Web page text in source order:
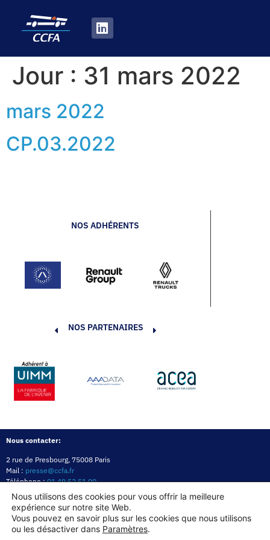
Jour : 31 mars 2022
mars 2022
CP.03.2022
NOS ADHÉRENTS
NOS PARTENAIRES
Nous contacter:
2 rue de Presbourg, 75008 Paris
Mail : presse@ccfa.fr
Téléphone :01 49 52 51 00
Réseau :
LinkedIn
Politique de confidentialitéMentions légalesPolitique des cookies
Nous utilisons des cookies pour vous offrir la meilleure
expérience sur notre site Web.
Vous pouvez en savoir plus sur les cookies que nous utilisons
ou les désactiver dans Paramètres.